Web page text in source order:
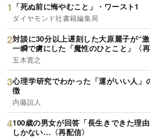
「死ぬ前に悔やむこと」・ワースト1
ダイヤモンド社書籍編集局
対談に30分以上遅刻した大原麗子が“
一瞬で虜にした「魔性のひとこと」〈再
五木寛之
心理学研究でわかった「運がいい人」
徴
内藤誼人
100歳の男女が回答「長生きできた理
しかない…〈再配信〉